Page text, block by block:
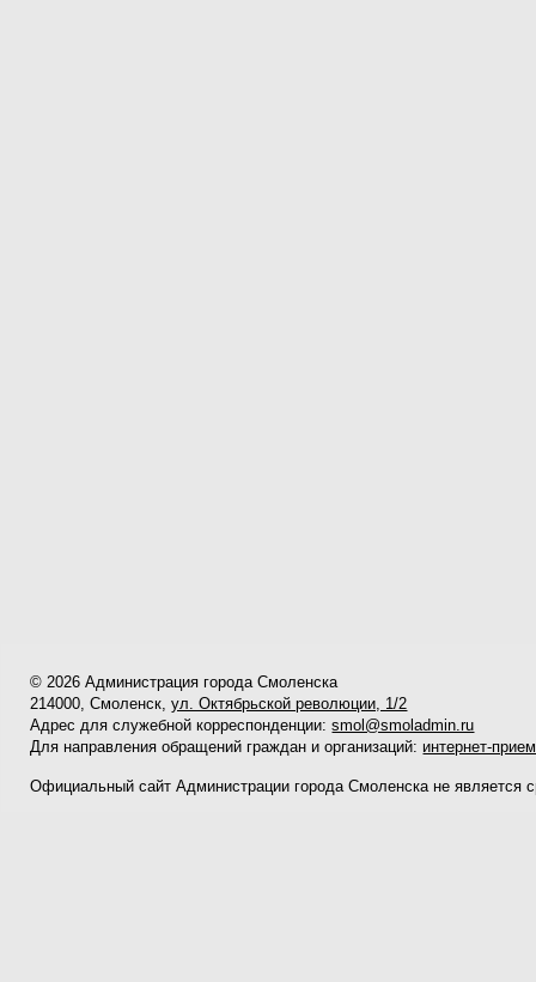
© 2026 Администрация города Смоленска
214000, Смоленск,ул. Октябрьской революции, 1/2
Адрес для служебной корреспонденции:smol@smoladmin.ru
Для направления обращений граждан и организаций: интернет-
Официальный сайт Администрации города Смоленска не является